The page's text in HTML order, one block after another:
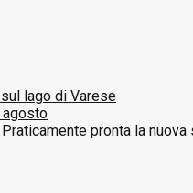
lago di Varese
agosto
pronta la